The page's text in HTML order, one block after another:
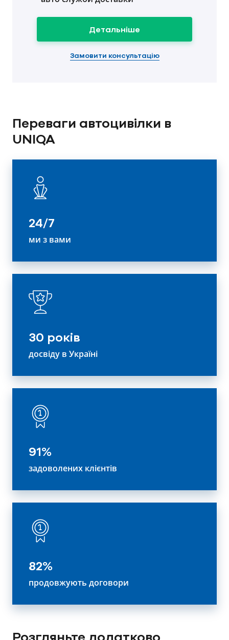
Детальніше
Замовити консультацію
Переваги автоцивілки в
UNIQA
24/7
ми з вами
30 років
досвіду в Україні
91%
задоволених клієнтів
82%
продовжують договори